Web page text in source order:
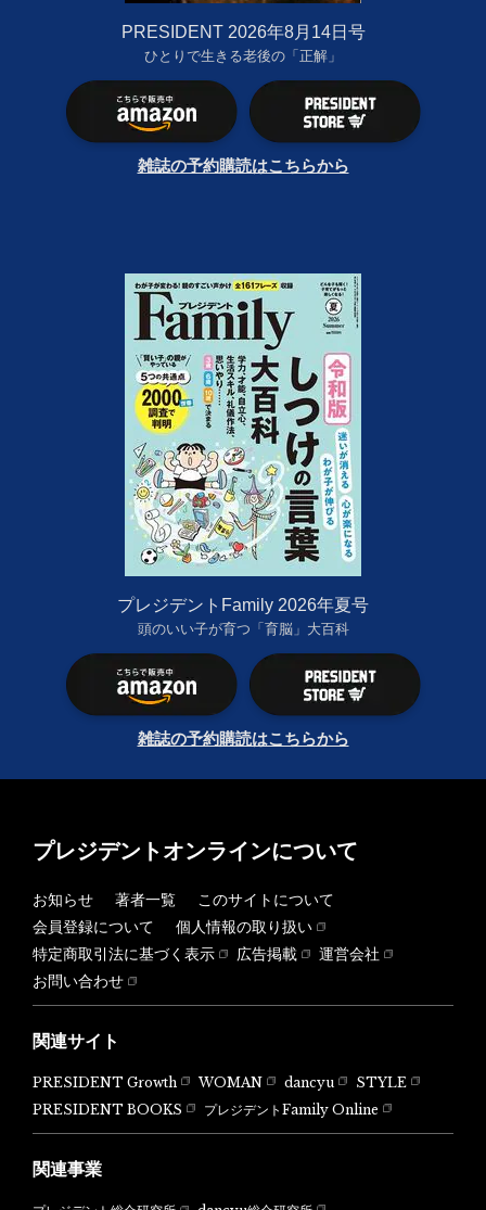
PRESIDENT 2026年8月14日号
ひとりで生きる老後の「正解」
雑誌の予約購読はこちらから
プレジデントFamily 2026年夏号
頭のいい子が育つ「育脳」大百科
雑誌の予約購読はこちらから
プレジデントオンラインについて
お知らせ 著者一覧
このサイトについて
会員登録について
個人情報の取り扱い
特定商取引法に基づく表示
広告掲載
運営会社
お問い合わせ
関連サイト
PRESIDENT Growth WOMAN dancyu
STYLE
PRESIDENT BOOKS
プレジデントFamily Online
関連事業